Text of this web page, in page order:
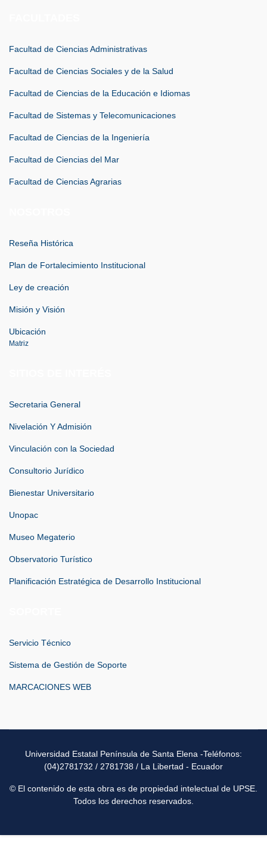
Facultad de Ciencias Administrativas
Facultad de Ciencias Sociales y de la Salud
Facultad de Ciencias de la Educación e Idiomas
Facultad de Sistemas y Telecomunicaciones
Facultad de Ciencias de la Ingeniería
Facultad de Ciencias del Mar
Facultad de Ciencias Agrarias
Reseña Histórica
Plan de Fortalecimiento Institucional
Ley de creación
Misión y Visión
Ubicación
Matriz
Secretaria General
Nivelación Y Admisión
Vinculación con la Sociedad
Consultorio Jurídico
Bienestar Universitario
Unopac
Museo Megaterio
Observatorio Turístico
Planificación Estratégica de Desarrollo Institucional
Servicio Técnico
Sistema de Gestión de Soporte
MARCACIONES WEB
Universidad Estatal Península de Santa Elena -Teléfonos:
(04)2781732 / 2781738 / La Libertad - Ecuador
© El contenido de esta obra es de propiedad intelectual de UPSE.
Todos los derechos reservados.